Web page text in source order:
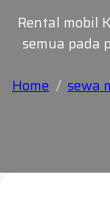
Rental mobil
semua pada
Home
sewa